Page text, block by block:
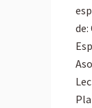
de: